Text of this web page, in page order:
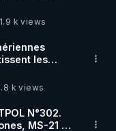
1.9 k views
les
de
k views
N°302.
MS-21 en